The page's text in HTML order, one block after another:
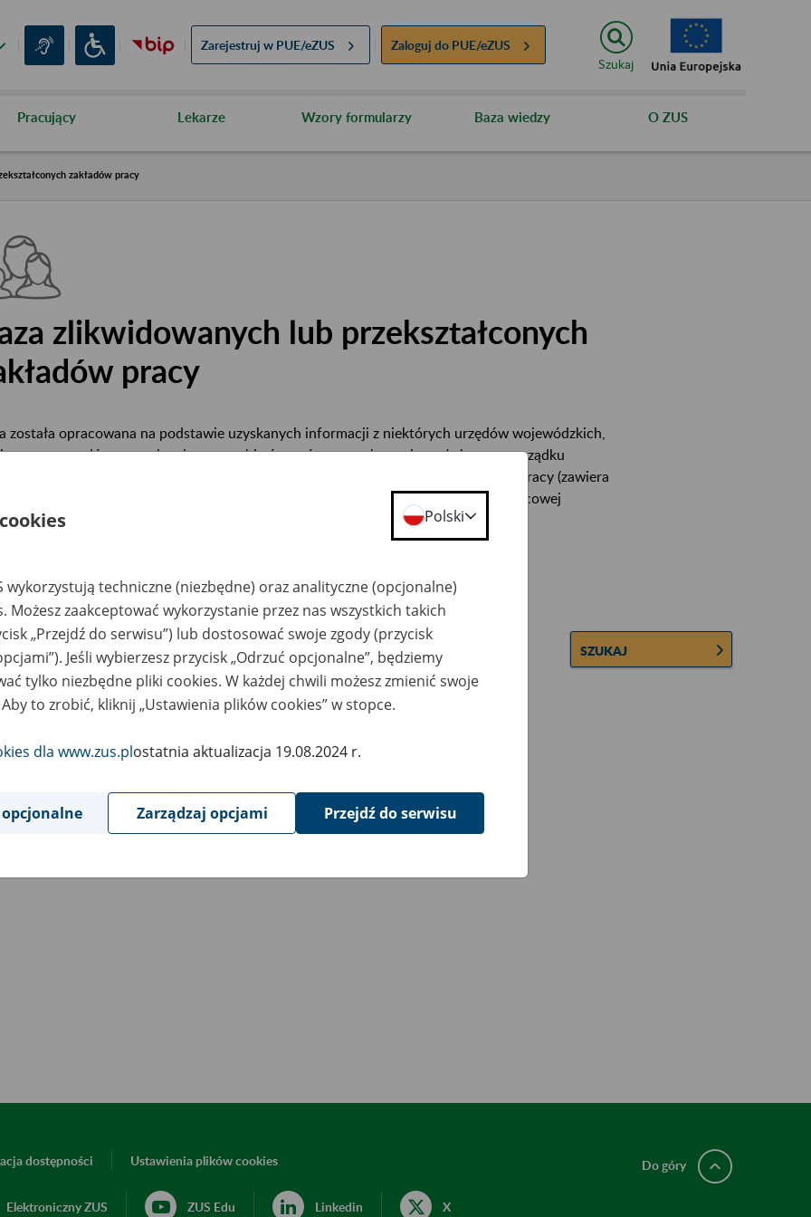
Zarejestruj w PUE/eZUS Zaloguj do PUE/eZUS
Szukaj
Pracujący Lekarze Wzory formularzy Baza wiedzy O ZUS
zakładów pracy
zlikwidowanych lub przekształconych
pracy
została opracowana na podstawie uzyskanych informacji z niektórych urzędów wojewódzkich,
urzędów centralnych oraz archiwów państwowych, zawiera ułożone w porządku
informacje na temat zlikwidowanych bądź przekształconych zakładów pracy (zawiera
informacje o miejscu przechowywania dokumentacji osobowej lub osobowej i płacowej
tych zakładów).
można przesyłać poprzez formularz umieszczony poniżej.
zakładu pracy: SZUKAJ
uwagi można przesyłać poprzezformularz
Wyświetl wszystkie
dostępności Ustawienia plików cookies
Elektroniczny ZUS ZUS Edu Linkedin X
Do góry
Polski
wykorzystują techniczne (niezbędne) oraz analityczne (opcjonalne)
Możesz zaakceptować wykorzystanie przez nas wszystkich takich
„Przejdź do serwisu”) lub dostosować swoje zgody (przycisk
Jeśli wybierzesz przycisk „Odrzuć opcjonalne”, będziemy
tylko niezbędne pliki cookies. W każdej chwili możesz zmienić swoje
to zrobić, kliknij „Ustawienia plików cookies” w stopce.
dla www.zus.plostatnia aktualizacja 19.08.2024 r.
Zarządzaj opcjami Przejdź do serwisu